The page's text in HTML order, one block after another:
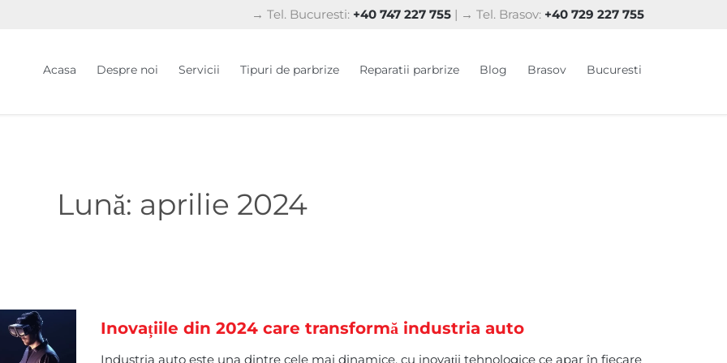
→ Tel. Bucuresti: +40 747 227 755 | → Tel. Brasov: +40 729 227 755
Acasa Despre noi Servicii Tipuri de parbrize Reparatii parbrize Blog Brasov Bucuresti
Lună: aprilie 2024
Inovațiile din 2024 care transformă industria auto
Industria auto este una dintre cele mai dinamice, cu inovații tehnologice ce apar în fiecare